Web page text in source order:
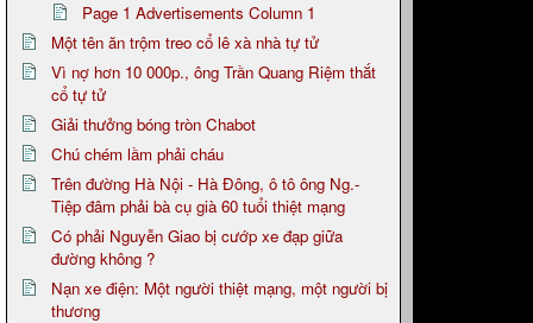
Page 1 Advertisements Column 1
Một tên ăn trộm treo cổ lê xà nhà tự tử
Vì nợ hơn 10 000p., ông Trần Quang Riệm thắt
cổ tự tử
Giải thưởng bóng tròn Chabot
Chú chém lầm phải cháu
Trên đường Hà Nội - Hà Đông, ô tô ông Ng.-
Tiệp đâm phải bà cụ già 60 tuổi thiệt mạng
Có phải Nguyễn Giao bị cướp xe đạp giữa
đường không ?
Nạn xe điện: Một người thiệt mạng, một người bị
thương